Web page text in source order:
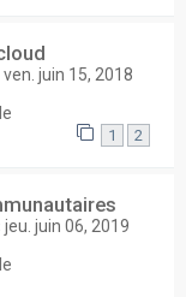
ven. juin 15, 2018
1 2
jeu. juin 06, 2019